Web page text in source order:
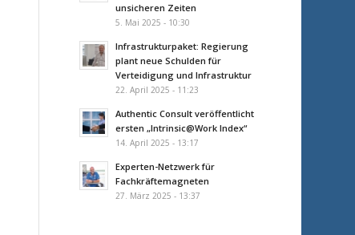
unsicheren Zeiten
5. Mai 2025 - 10:30
Infrastrukturpaket: Regierung
plant neue Schulden für
Verteidigung und Infrastruktur
22. April 2025 - 11:23
Authentic Consult veröffentlicht
ersten „Intrinsic@Work Index“
14. April 2025 - 13:17
Experten-Netzwerk für
Fachkräftemagneten
27. März 2025 - 13:37